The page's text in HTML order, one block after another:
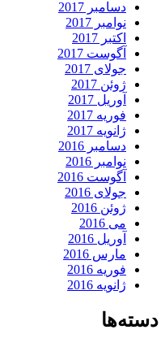
دسامبر 2017
نوامبر 2017
اکتبر 2017
آگوست 2017
جولای 2017
ژوئن 2017
آوریل 2017
فوریه 2017
ژانویه 2017
دسامبر 2016
نوامبر 2016
آگوست 2016
جولای 2016
ژوئن 2016
می 2016
آوریل 2016
مارس 2016
فوریه 2016
ژانویه 2016
دسته‌ها